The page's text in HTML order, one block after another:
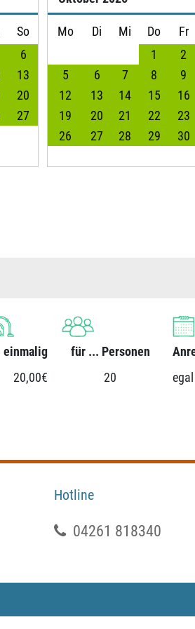
So
6
13
20
27
Mo Di Mi Do Fr
1
2
5
6 7 8 9
12
13 14 15 16
19
20 21 22 23
26
27 28 29 30
einmalig für ... Personen
20,00€ 20 egal
Hotline
04261 818340